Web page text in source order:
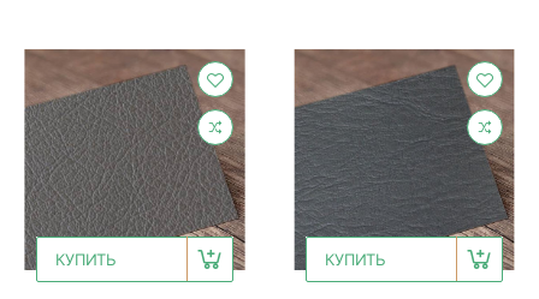
КУПИТЬ КУПИТЬ